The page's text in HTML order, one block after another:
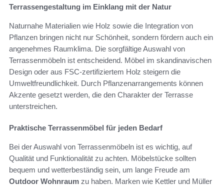
Terrassengestaltung im Einklang mit der Natur
Naturnahe Materialien wie Holz sowie die Integration von
Pflanzen bringen nicht nur Schönheit, sondern fördern auch ein
angenehmes Raumklima. Die sorgfältige Auswahl von
Terrassenmöbeln ist entscheidend. Möbel im skandinavischen
Design oder aus FSC-zertifiziertem Holz steigern die
Umweltfreundlichkeit. Durch Pflanzenarrangements können
Akzente gesetzt werden, die den Charakter der Terrasse
unterstreichen.
Praktische Terrassenmöbel für jeden Bedarf
Bei der Auswahl von Terrassenmöbeln ist es wichtig, auf
Qualität und Funktionalität zu achten. Möbelstücke sollten
bequem und wetterbeständig sein, um lange Freude am
Outdoor Wohnraum zu haben. Marken wie Kettler und Müller